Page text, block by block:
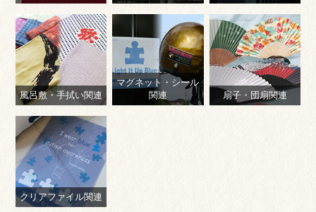
風呂敷・手拭い関連
マグネット・シール
関連
扇子・団扇関連
クリアファイル関連